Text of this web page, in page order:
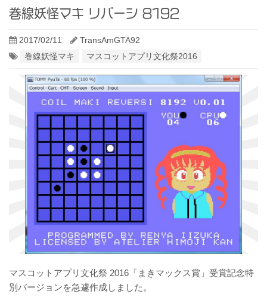
巻線妖怪マキ リバーシ 8192
2017/02/11
TransAmGTA92
巻線妖怪マキ
マスコットアプリ文化祭2016
マスコットアプリ文化祭 2016「まきマックス賞」受賞記念特
別バージョンを急遽作成しました。